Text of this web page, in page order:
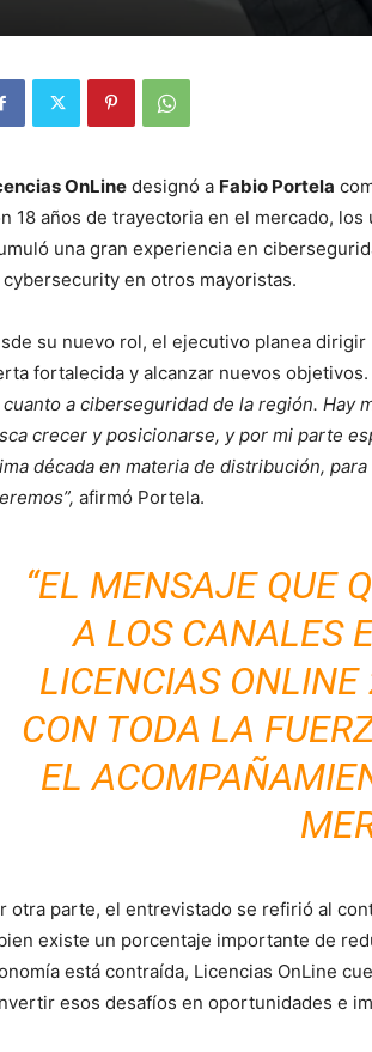
OnLine designó a Fabio Portela
18 años de trayectoria en el mercado,
una gran experiencia en
en otros mayoristas.
su nuevo rol, el ejecutivo planea
fortalecida y alcanzar nuevos objetivos.
a ciberseguridad de la región. Hay
crecer y posicionarse, y por mi parte
década en materia de distribución,
afirmó Portela.
“EL MENSAJE QUE
A LOS CANALES
LICENCIAS
CON TODA LA
EL
otra parte, el entrevistado se refirió al
existe un porcentaje importante de
está contraída, Licencias OnLine
esos desafíos en oportunidades e